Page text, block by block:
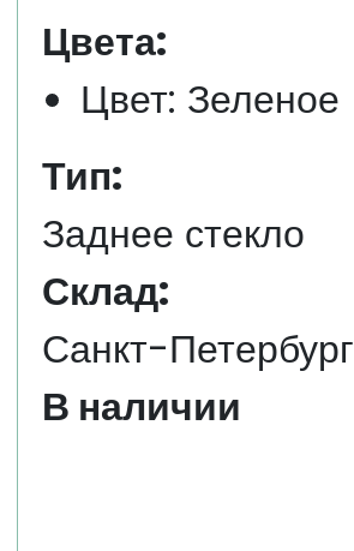
Цвета:
Цвет: Зеленое
Тип:
Заднее стекло
Склад:
Санкт-Петербург
В наличии